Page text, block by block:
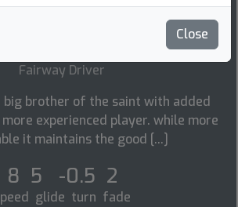
Close4.1
rating
Fairway Driver
big brother of the saint with added
experienced player. while more
it maintains the good [...]
8 5 -0.5 2
glide turn fade